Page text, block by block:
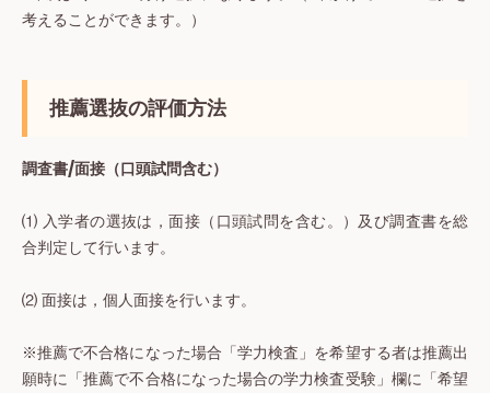
考えることができます。）
推薦選抜の評価方法
調査書/面接（口頭試問含む）
⑴ 入学者の選抜は，面接（口頭試問を含む。）及び調査書を総
合判定して行います。
⑵ 面接は，個人面接を行います。
※推薦で不合格になった場合「学力検査」を希望する者は推薦出
願時に「推薦で不合格になった場合の学力検査受験」欄に「希望